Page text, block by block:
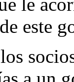
este
socios